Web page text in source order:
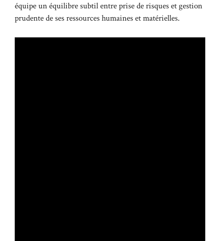
équipe un équilibre subtil entre prise de risques et gestion
prudente de ses ressources humaines et matérielles.